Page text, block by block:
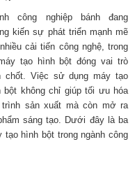
công nghiệp bánh đang
kiến sự phát triển mạnh mẽ
cải tiến công nghệ, trong
tạo hình bột đóng vai trò
chốt. Việc sử dụng máy tạo
bột không chỉ giúp tối ưu hóa
trình sản xuất mà còn mở ra
sáng tạo. Dưới đây là ba
hình bột trong ngành công